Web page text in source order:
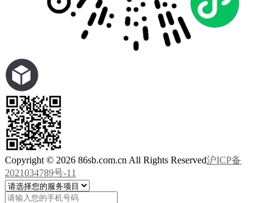
Copyright © 2026 86sb.com.cn All Rights Reserved沪ICP备
2021034789号-11